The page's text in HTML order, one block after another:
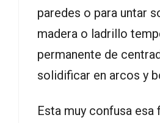
paredes o para untar
madera o ladrillo
permanente de
solidificar en arcos y
Esta muy confusa esa